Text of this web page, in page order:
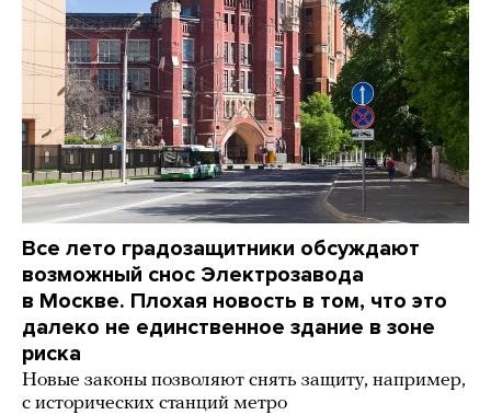
Все лето градозащитники обсуждают
возможный снос Электрозавода
в Москве. Плохая новость в том, что это
далеко не единственное здание в зоне
риска
Новые законы позволяют снять защиту, например,
с исторических станций метро